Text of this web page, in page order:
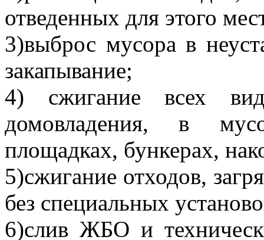
отведенных для этого
3)выброс мусора в
закапывание;
4) сжигание всех
домовладения, в
площадках, бункерах,
5)сжигание отходов,
без специальных
6)слив ЖБО и